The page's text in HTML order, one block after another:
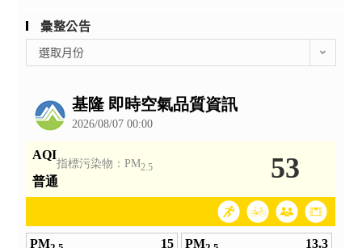
彙整公告
整
選取月份